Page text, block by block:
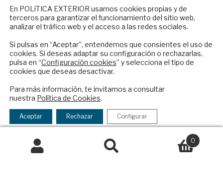
Informe Semanal de Política Exterior
Afkar/Ideas
© 2026 - Fundación Análisis de Política
Exterior. Todos los derechos reservadosAviso
Legal|Política de Privacidad y de Cookies
Buscar
0
Financiado por el Programa KIT Digital. Plan de
Recuperación, Transformación y Resiliencia de
Declaración de accesibilidad
En POLíTICA EXTERIOR usamos cookies propias y de
terceros para garantizar el funcionamiento del sitio web,
analizar el tráfico web y el acceso a las redes sociales.
Si pulsas en “Aceptar”, entendemos que consientes el uso de
cookies. Si deseas adaptar su configuración o rechazarlas,
pulsa en “Configuración cookies” y selecciona el tipo de
cookies que deseas desactivar.
Para más información, te invitamos a consultar
nuestra Política de Cookies.
Aceptar Rechazar Configurar
NEWSLETTER
Suscríbase a nuestro boletín electrónico y
reciba en su correo el mejor análisis
internacional en español.
Checkbox
acepto
la
política
de
política de privacidad